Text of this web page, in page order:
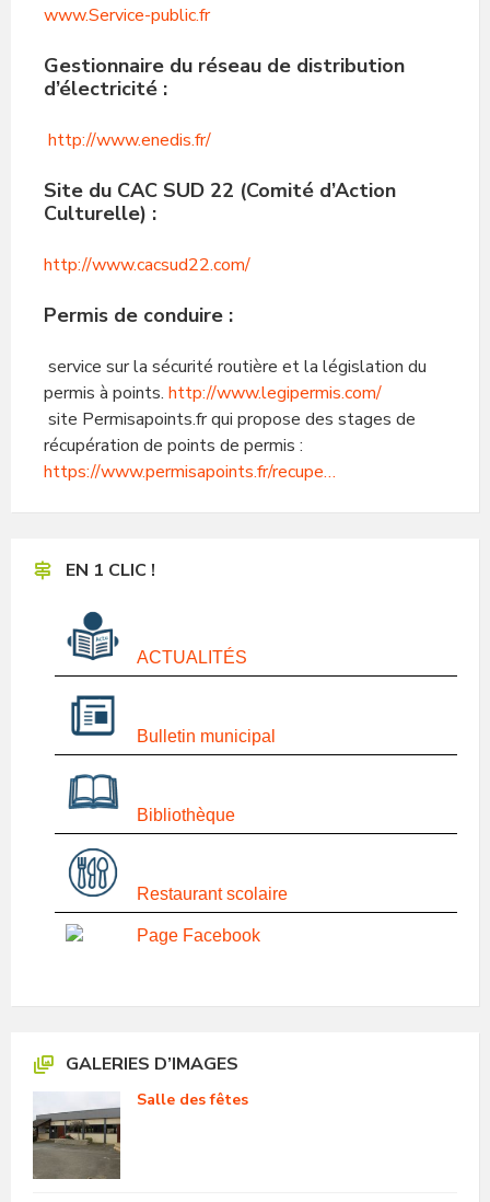
www.Service-public.fr
Gestionnaire du réseau de distribution
d’électricité :
http://www.enedis.fr/
Site du CAC SUD 22 (Comité d’Action
Culturelle) :
http://www.cacsud22.com/
Permis de conduire :
service sur la sécurité routière et la législation du
permis à points. http://www.legipermis.com/
site Permisapoints.fr qui propose des stages de
récupération de points de permis :
https://www.permisapoints.fr/recupe…
EN 1 CLIC !
ACTUALITÉS
Bulletin municipal
Bibliothèque
Restaurant scolaire
Page Facebook
GALERIES D’IMAGES
Salle des fêtes